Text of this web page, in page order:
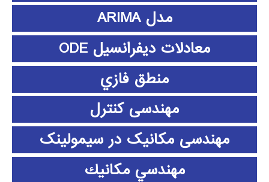
مدل ARIMA
معادلات دیفرانسیل ODE
منطق فازي
مهندسی کنترل
مهندسی مکانیک در سیمولینک
مهندسي مكانيك